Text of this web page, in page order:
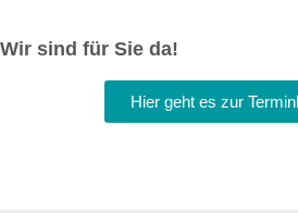
Wir sind für Sie da!
Hier geht es zur